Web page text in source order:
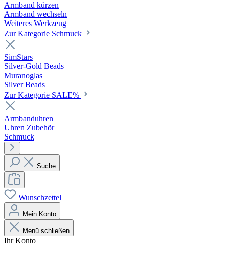
Armband kürzen
Armband wechseln
Weiteres Werkzeug
Zur Kategorie Schmuck
SimStars
Silver-Gold Beads
Muranoglas
Silver Beads
Zur Kategorie SALE%
Armbanduhren
Uhren Zubehör
Schmuck
Suche
Wunschzettel
Mein Konto
Menü schließen
Ihr Konto